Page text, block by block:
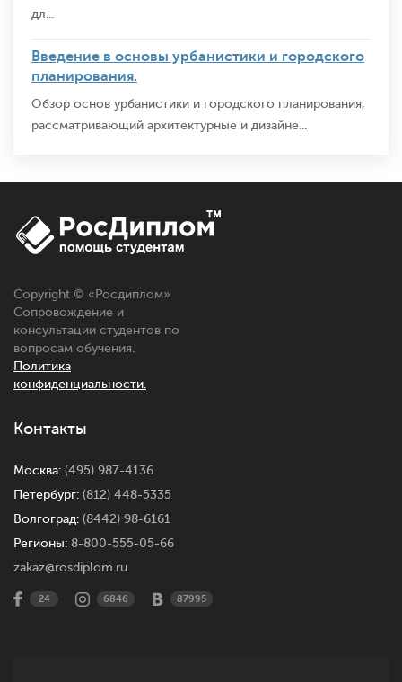
дл...
Введение в основы урбанистики и городского
планирования.
Обзор основ урбанистики и городского планирования,
рассматривающий архитектурные и дизайне...
Copyright © «Росдиплом»
Сопровождение и
консультации студентов по
вопросам обучения.
Политика
конфиденциальности.
Контакты
Москва: (495) 987-4136
Петербург: (812) 448-5335
Волгоград: (8442) 98-6161
Регионы: 8-800-555-05-66
zakaz@rosdiplom.ru
24 6846 87995